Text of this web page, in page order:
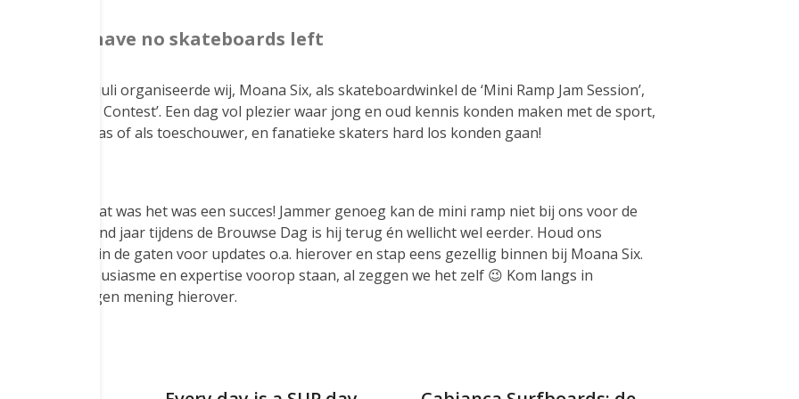
until you have no skateboards left
Dag op 9 juli organiseerde wij, Moana Six, als skateboardwinkel de ‘Mini Ramp Jam Session’,
de ‘Best Trick Contest’. Een dag vol plezier waar jong en oud kennis konden maken met de sport,
skateboard was of als toeschouwer, en fanatieke skaters hard los konden gaan!
voor zich, wat was het was een succes! Jammer genoeg kan de mini ramp niet bij ons voor de
maar volgend jaar tijdens de Brouwse Dag is hij terug én wellicht wel eerder. Houd ons
in de gaten voor updates o.a. hierover en stap eens gezellig binnen bij Moana Six.
waar enthousiasme en expertise voorop staan, al zeggen we het zelf 😉 Kom langs in
en vorm je eigen mening hierover.